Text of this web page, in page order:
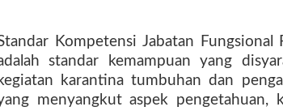
Kompetensi Jabatan Fungsional
standar kemampuan yang
kegiatan karantina tumbuhan dan
menyangkut aspek pengetahuan,